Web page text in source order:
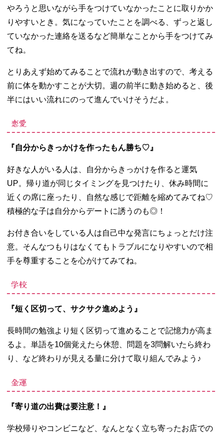
やろうと思いながら手をつけていなかったことに取りかか
りやすいとき。気になっていたことを調べる、ずっと返し
ていなかった連絡を送るなど簡単なことから手をつけてみ
てね。
とりあえず始めてみることで流れが動き出すので、考える
前に体を動かすことが大切。週の前半に動き始めると、後
半にはいい流れにのって進んでいけそうだよ。
恋愛
『自分からきっかけを作ったもん勝ち♡』
好きな人がいる人は、自分からきっかけを作ると運気
UP。帰り道が同じタイミングを見つけたり、休み時間に
近くの席に座ったり、自然な感じで距離を縮めてみてね♡
積極的な子は自分からデートに誘うのも◎！
お付き合いをしている人は自己中な発言にちょっとだけ注
意。そんなつもりはなくてもトラブルになりやすいので相
手を尊重することを心がけてみてね。
学校
『短く区切って、サクサク進めよう』
長時間の勉強より短く区切って進めることで記憶力が高ま
るよ。単語を10個覚えたら休憩、問題を3問解いたら終わ
り、など終わりが見える量に分けて取り組んでみよう♪
金運
『寄り道の出費は要注意！』
学校帰りやコンビニなど、なんとなく立ち寄ったお店での